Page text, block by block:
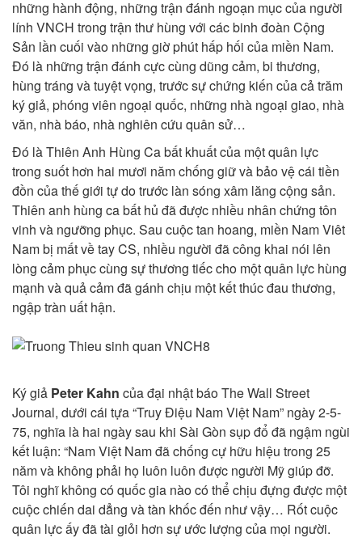
những hành động, những trận đánh ngoạn mục của người
lính VNCH trong trận thư hùng với các binh đoàn Cộng
Sản lần cuối vào những giờ phút hấp hối của miền Nam.
Đó là những trận đánh cực cùng dũng cảm, bi thương,
hùng tráng và tuyệt vọng, trước sự chứng kiến của cả trăm
ký giả, phóng viên ngoại quốc, những nhà ngoại giao, nhà
văn, nhà báo, nhà nghiên cứu quân sử…
Đó là Thiên Anh Hùng Ca bất khuất của một quân lực
trong suốt hơn hai mươi năm chống giữ và bảo vệ cái tiền
đồn của thế giới tự do trước làn sóng xâm lăng cộng sản.
Thiên anh hùng ca bất hủ đã được nhiều nhân chứng tôn
vinh và ngưỡng phục. Sau cuộc tan hoang, miền Nam Viêt
Nam bị mất về tay CS, nhiều người đã công khai nói lên
lòng cảm phục cùng sự thương tiếc cho một quân lực hùng
mạnh và quả cảm đã gánh chịu một kết thúc đau thương,
ngập tràn uất hận.
Ký giả Peter Kahn của đại nhật báo The Wall Street
Journal, dưới cái tựa “Truy Điệu Nam Việt Nam” ngày 2-5-
75, nghĩa là hai ngày sau khi Sài Gòn sụp đổ đã ngậm ngùi
kết luận: “Nam Việt Nam đã chống cự hữu hiệu trong 25
năm và không phải họ luôn luôn được người Mỹ giúp đỡ.
Tôi nghĩ không có quốc gia nào có thể chịu đựng được một
cuộc chiến dai dẳng và tàn khốc đến như vậy… Rốt cuộc
quân lực ấy đã tài giỏi hơn sự ước lượng của mọi người.